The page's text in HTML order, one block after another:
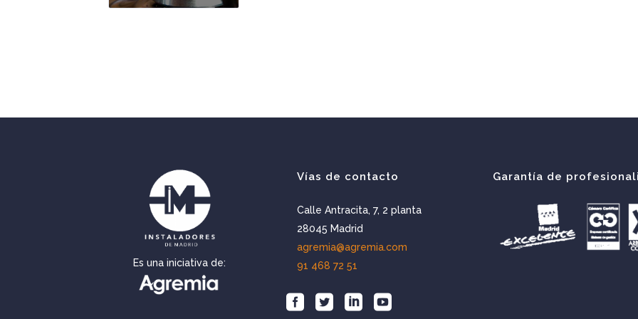
Es una iniciativa de:
Vías de contacto
Calle Antracita, 7, 2 planta
28045 Madrid
agremia@agremia.com
91 468 72 51
Garantía de